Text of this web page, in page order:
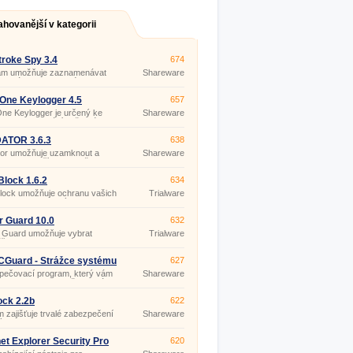
v kategorii
Spy 3.4
umožňuje zaznamenávat
klávesy stisknuté
674
Shareware
Keylogger 4.5
Keylogger je určený ke
monitorování veškeré
657
Shareware
3.6.3
umožňuje uzamknout a
přístup k vašemu
638
Shareware
1.6.2
umožňuje ochranu vašich
neautorizovaným
připojené prostřednictvím
(flash disky, CD/DVD,
634
Trialware
Guard 10.0
Guard umožňuje vybrat
a soubory, které budou
uživatelů k
omezit přístup k různým
prostředkům a
632
Trialware
- Strážce systému
program, který vám
rychle a jednoduše ochránit
627
Shareware
2.2b
zajišťuje trvalé zabezpečení
PC.
622
Shareware
Explorer Security Pro
620